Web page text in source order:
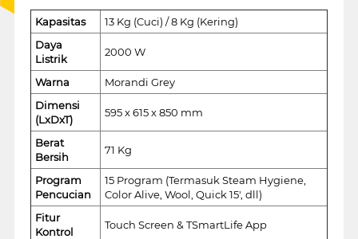
Kapasitas
13 Kg (Cuci) / 8 Kg (Kering)
Daya
Listrik
2000 W
Warna
Morandi Grey
Dimensi
(LxDxT)
595 x 615 x 850 mm
Berat
Bersih
71 Kg
Program
Pencucian
15 Program (Termasuk Steam Hygiene,
Color Alive, Wool, Quick 15', dll)
Fitur
Kontrol
Touch Screen & TSmartLife App